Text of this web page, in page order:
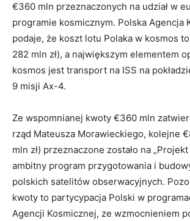
€360 mln przeznaczonych na udział w
programie kosmicznym. Polska Agencja
podaje, że koszt lotu Polaka w kosmos
282 mln zł), a największym elementem
kosmos jest transport na ISS na
9 misji Ax-4.
Ze wspomnianej kwoty €360 mln
rząd Mateusza Morawieckiego, kolejne
mln zł) przeznaczone zostało na „Projekt
ambitny program przygotowania i
polskich satelitów obserwacyjnych.
kwoty to partycypacja Polski w
Agencji Kosmicznej, ze wzmocnieniem